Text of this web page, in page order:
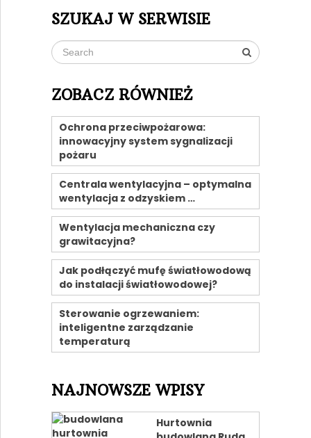
SZUKAJ W SERWISIE
ZOBACZ RÓWNIEŻ
Ochrona przeciwpożarowa:
innowacyjny system sygnalizacji
pożaru
Centrala wentylacyjna – optymalna
wentylacja z odzyskiem …
Wentylacja mechaniczna czy
grawitacyjna?
Jak podłączyć mufę światłowodową
do instalacji światłowodowej?
Sterowanie ogrzewaniem:
inteligentne zarządzanie
temperaturą
NAJNOWSZE WPISY
Hurtownia